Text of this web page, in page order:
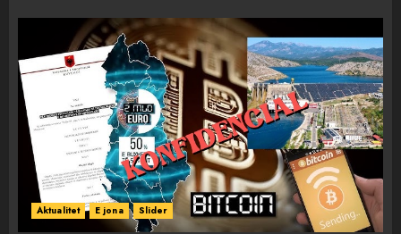
Aktualitet E jona Slider